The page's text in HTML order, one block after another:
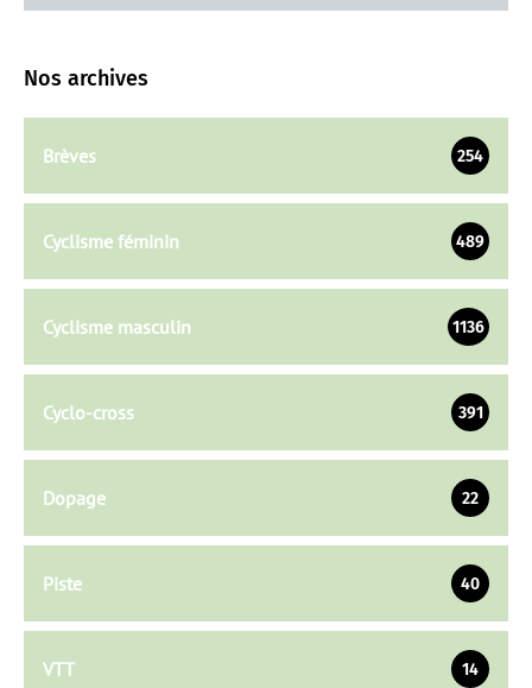
Nos archives
Brèves 254
Cyclisme féminin 489
Cyclisme masculin 1136
Cyclo-cross 391
Dopage 22
Piste 40
VTT 14